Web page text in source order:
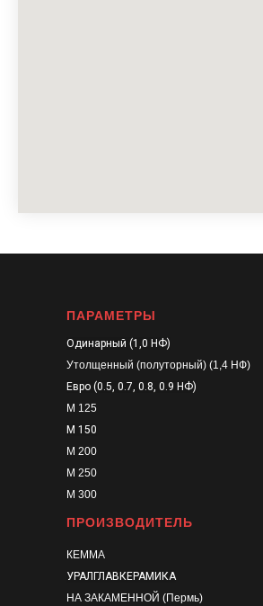
ПАРАМЕТРЫ
Одинарный (1,0 НФ)
Утолщенный (полуторный) (1,4 НФ)
Евро (0.5, 0.7, 0.8, 0.9 НФ)
М 125
М 150
М 200
М 250
М 300
ПРОИЗВОДИТЕЛЬ
КЕММА
УРАЛГЛАВКЕРАМИКА
НА ЗАКАМЕННОЙ (Пермь)